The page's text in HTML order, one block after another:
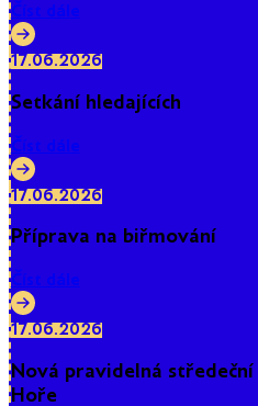
Číst dále
17.06.2026
Setkání hledajících
Číst dále
17.06.2026
Příprava na biřmování
Číst dále
17.06.2026
Nová pravidelná středeční
Hoře